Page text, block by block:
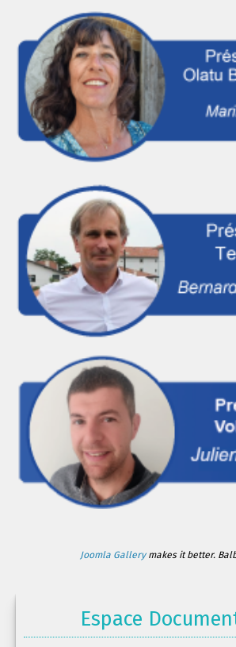
Joomla Gallerymakes it better.
Espace